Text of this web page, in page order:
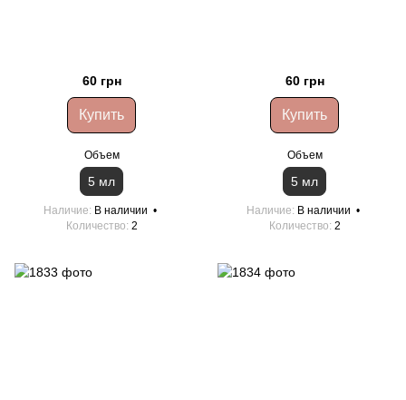
60 грн
Купить
Объем
5 мл
Наличие В наличии
Количество 2
60 грн
Купить
Объем
5 мл
Наличие В наличии
Количество 2